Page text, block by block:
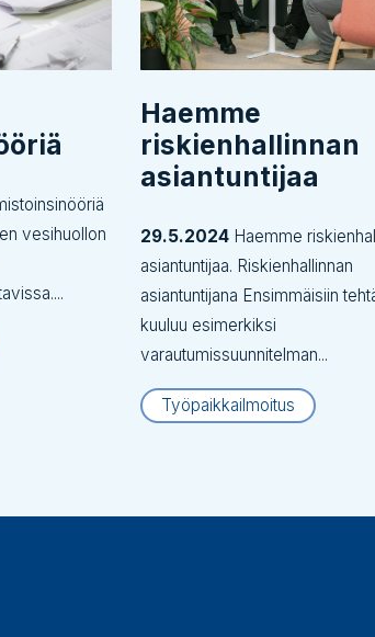
vesihuollon
Haemme
riskienhallinnan
asiantuntijaa
29.5.2024Haemme
asiantuntijaa. Riskienhallinnan
asiantuntijana Ensimmäisiin
kuuluu esimerkiksi
varautumissuunnitelman...
Työpaikkailmoitus